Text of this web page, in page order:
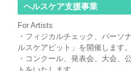
ヘルスケア支援事業
For Artists
・フィジカルチェック、パーソ
ルスケアピット」を開催します。
・コンクール、発表会、大会、